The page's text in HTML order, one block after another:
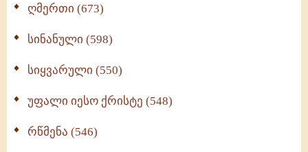
ღმერთი (673)
სინანული (598)
სიყვარული (550)
უფალი იესო ქრისტე (548)
რწმენა (546)